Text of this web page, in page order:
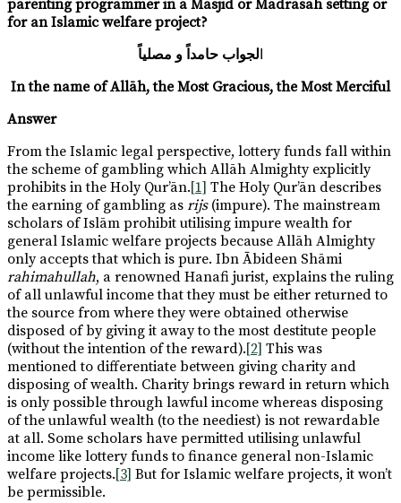
parenting programmer in a Masjid or Madrasah setting or
for an Islamic welfare project?
الجواب حامداً و مصلياً
In the name of Allāh, the Most Gracious, the Most Merciful
Answer
From the Islamic legal perspective, lottery funds fall within
the scheme of gambling which Allāh Almighty explicitly
prohibits in the Holy Qur’ān.[1] The Holy Qur’ān describes
the earning of gambling as rijs(impure). The mainstream
scholars of Islām prohibit utilising impure wealth for
general Islamic welfare projects because Allāh Almighty
only accepts that which is pure. Ibn Ābideen Shāmi
rahimahullah, a renowned Hanafi jurist, explains the ruling
of all unlawful income that they must be either returned to
the source from where they were obtained otherwise
disposed of by giving it away to the most destitute people
(without the intention of the reward).[2] This was
mentioned to differentiate between giving charity and
disposing of wealth. Charity brings reward in return which
is only possible through lawful income whereas disposing
of the unlawful wealth (to the neediest) is not rewardable
at all. Some scholars have permitted utilising unlawful
income like lottery funds to finance general non-Islamic
welfare projects.[3] But for Islamic welfare projects, it won’t
be permissible.